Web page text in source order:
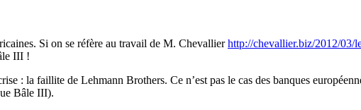
Si on se réfère au travail de M. Chevallierhttp://chevallier.biz/2012/03/
III !
: la faillite de Lehmann Brothers. Ce n’est pas le cas des banques
Bâle III).